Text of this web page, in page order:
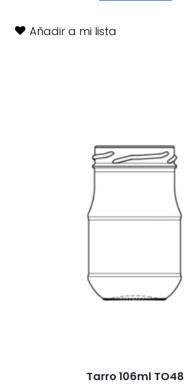
Añadir a mi lista
Tarro 106ml TO48